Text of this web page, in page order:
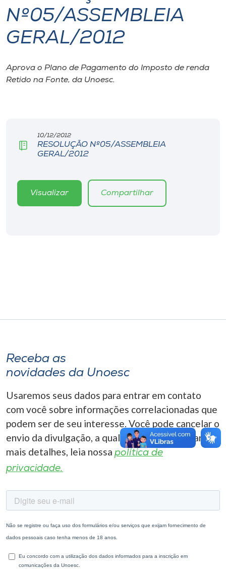
I.nova
Cultura
Biblioteca
Rádio
Selecione
A+
Nº05/ASSEMBLEIA
GERAL/2012
Aprova o Plano de Pagamento do Imposto de renda
Retido na Fonte, da Unoesc.
10/12/2012
RESOLUÇÃO Nº05/ASSEMBLEIA
GERAL/2012
Visualizar Compartilhar
Receba as
novidades da Unoesc
Usaremos seus dados para entrar em contato
com você sobre informações correlacionadas que
podem ser de seu interesse. Você pode cancelar o
envio da divulgação, a qualquer momento. Para
mais detalhes, leia nossa política de
privacidade.